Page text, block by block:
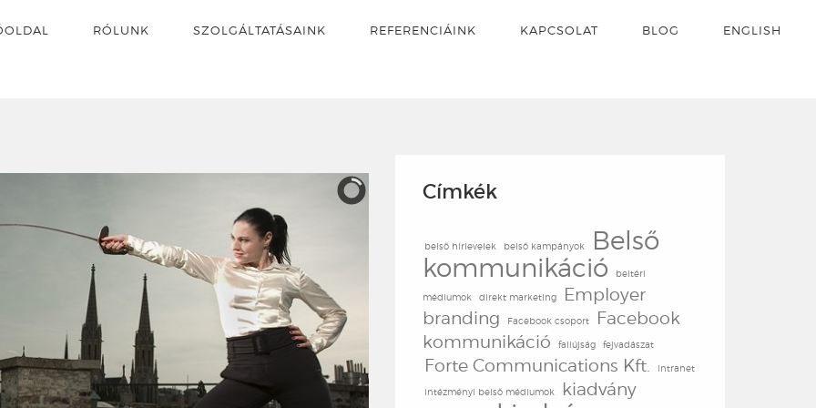
RÓLUNK SZOLGÁLTATÁSAINK REFERENCIÁINK KAPCSOLAT BLOG ENGLISH
Címkék
belső hírlevelek belső kampányok
Belső
kommunikáció
beltéri
médiumok direkt marketing
Employer
branding
Facebook csoport
Facebook
kommunikáció
faliújság fejvadászat
Forte Communications Kft. intranet
intézményi belső médiumok
kiadvány